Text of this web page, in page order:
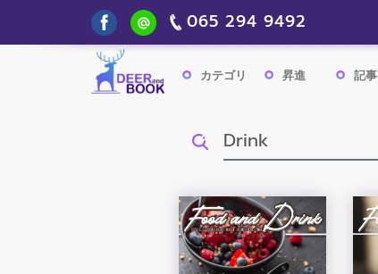
065 294 9492
カテゴリ 昇進 記事